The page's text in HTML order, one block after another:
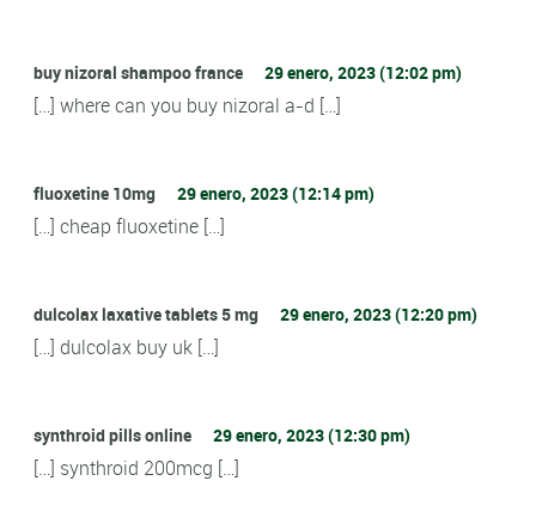
buy nizoral shampoo france 29 enero, 2023 (12:02 pm)
[…] where can you buy nizoral a-d […]
fluoxetine 10mg 29 enero, 2023 (12:14 pm)
[…] cheap fluoxetine […]
dulcolax laxative tablets 5 mg 29 enero, 2023 (12:20 pm)
[…] dulcolax buy uk […]
synthroid pills online 29 enero, 2023 (12:30 pm)
[…] synthroid 200mcg […]